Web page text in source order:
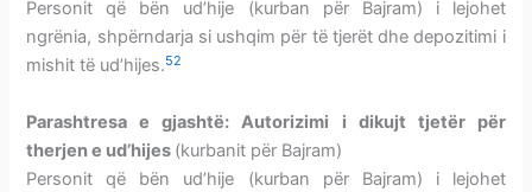
Personit që bën ud’hije (kurban për Bajram) i lejohet
ngrënia, shpërndarja si ushqim për të tjerët dhe depozitimi i
mishit të ud’hijes.52
Parashtresae gjashtë: Autorizimi i dikujt tjetër për
therjen e ud’hijes (kurbanit për Bajram)
Personit që bën ud’hije (kurban për Bajram) i lejohet